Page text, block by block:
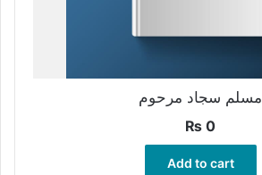
مسلم سجاد مرحوم
₨ 0
Add to cart